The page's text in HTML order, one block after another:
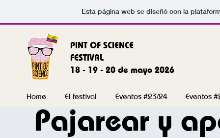
Esta página web se diseñó con la
PINT OF SCIENCE
FESTIVAL
18 - 19 - 20 de mayo 2026
Home El festival Eventos #23/24 Eventos
Pajarear y